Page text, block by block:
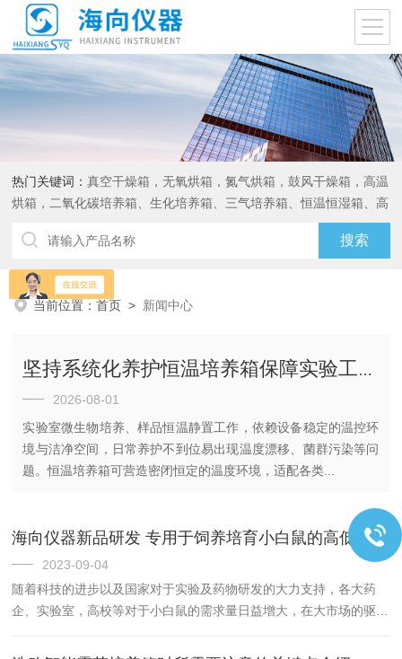
热门关键词：真空干燥箱，无氧烘箱，氮气烘箱，鼓风干燥箱，高温
烘箱，二氧化碳培养箱、生化培养箱、三气培养箱、恒温恒湿箱、高
当前位置：首页 > 新闻中心
坚持系统化养护恒温培养箱保障实验工作有序开展
2026-08-01
实验室微生物培养、样品恒温静置工作，依赖设备稳定的温控环
境与洁净空间，日常养护不到位易出现温度漂移、菌群污染等问
题。恒温培养箱可营造密闭恒定的温度环境，适配各类...
海向仪器新品研发 专用于饲养培育小白鼠的高低氧培育系统
2023-09-04
随着科技的进步以及国家对于实验及药物研发的大力支持，各大药
企、实验室，高校等对于小白鼠的需求量日益增大，在大市场的驱动
培育小白鼠的高低氧培育系统（培育箱）。小白鼠高低氧培育系统